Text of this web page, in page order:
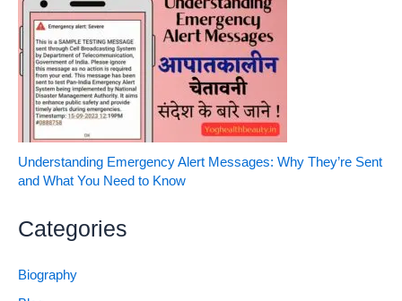
Understanding Emergency Alert Messages: Why They’re Sent
and What You Need to Know
Categories
Biography